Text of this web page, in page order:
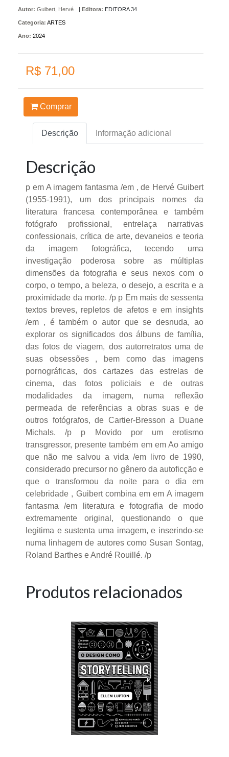
Autor: Guibert, Hervé Editora: EDITORA 34
Categoria: ARTES
Ano: 2024
R$ 71,00
Comprar
Descrição Informação adicional
Descrição
p em A imagem fantasma /em , de Hervé Guibert
(1955-1991), um dos principais nomes da
literatura francesa contemporânea e também
fotógrafo profissional, entrelaça narrativas
confessionais, crítica de arte, devaneios e teoria
da imagem fotográfica, tecendo uma
investigação poderosa sobre as múltiplas
dimensões da fotografia e seus nexos com o
corpo, o tempo, a beleza, o desejo, a escrita e a
proximidade da morte. /p p Em mais de sessenta
textos breves, repletos de afetos e em insights
/em , é também o autor que se desnuda, ao
explorar os significados dos álbuns de família,
das fotos de viagem, dos autorretratos uma de
suas obsessões , bem como das imagens
pornográficas, dos cartazes das estrelas de
cinema, das fotos policiais e de outras
modalidades da imagem, numa reflexão
permeada de referências a obras suas e de
outros fotógrafos, de Cartier-Bresson a Duane
Michals. /p p Movido por um erotismo
transgressor, presente também em em Ao amigo
que não me salvou a vida /em livro de 1990,
considerado precursor no gênero da autoficção e
que o transformou da noite para o dia em
celebridade , Guibert combina em em A imagem
fantasma /em literatura e fotografia de modo
extremamente original, questionando o que
legitima e sustenta uma imagem, e inserindo-se
numa linhagem de autores como Susan Sontag,
Roland Barthes e André Rouillé. /p
Produtos relacionados